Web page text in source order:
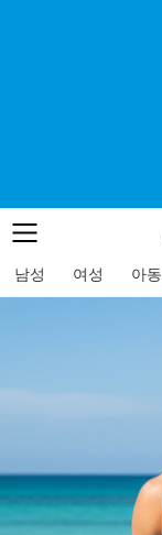
메뉴
남성 여성 아동